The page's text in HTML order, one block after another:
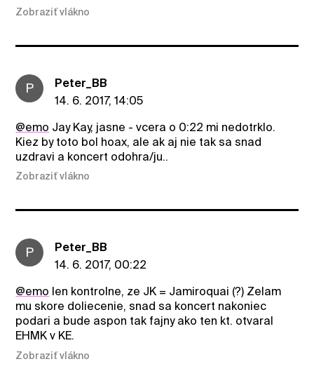
Zobraziť vlákno
P
Peter_BB
14. 6. 2017, 14:05
@emo Jay Kay, jasne - vcera o 0:22 mi nedotrklo.
Kiez by toto bol hoax, ale ak aj nie tak sa snad
uzdravi a koncert odohra/ju..
Zobraziť vlákno
P
Peter_BB
14. 6. 2017, 00:22
@emo len kontrolne, ze JK = Jamiroquai (?) Zelam
mu skore doliecenie, snad sa koncert nakoniec
podari a bude aspon tak fajny ako ten kt. otvaral
EHMK v KE.
Zobraziť vlákno